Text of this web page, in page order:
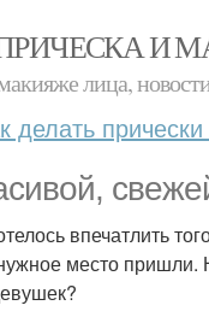
И
лица,
делать
впечатлить
место пришли.